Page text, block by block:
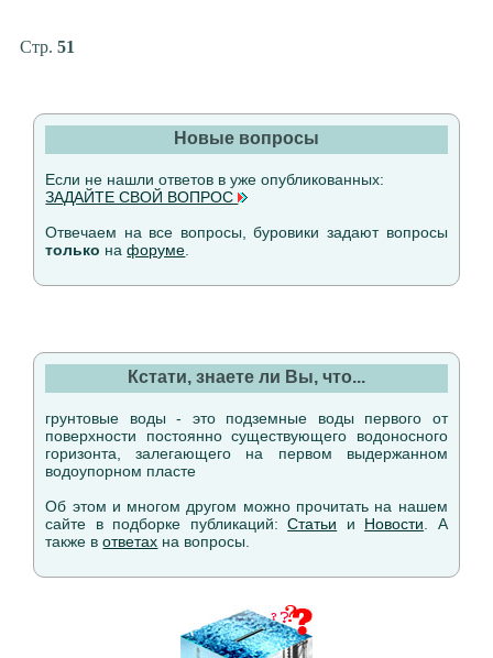
Стр. 51
Новые вопросы
Если не нашли ответов в уже опубликованных:
ЗАДАЙТЕ СВОЙ ВОПРОС
Отвечаем на все вопросы, буровики задают вопросы
только нафоруме
Кстати, знаете ли Вы, что...
грунтовые воды - это подземные воды первого от
поверхности постоянно существующего водоносного
горизонта, залегающего на первом выдержанном
водоупорном пласте
Об этом и многом другом можно прочитать на нашем
сайте в подборке публикаций:Статьи и Новости . А
также вответах на вопросы.